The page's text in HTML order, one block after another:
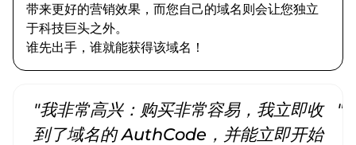
带来更好的营销效果，而您自己的域名则会让您独立
于科技巨头之外。
谁先出手，谁就能获得该域名！
"我非常高兴：购买非常容易，我立即收
到了域名的 AuthCode，并能立即开始
"